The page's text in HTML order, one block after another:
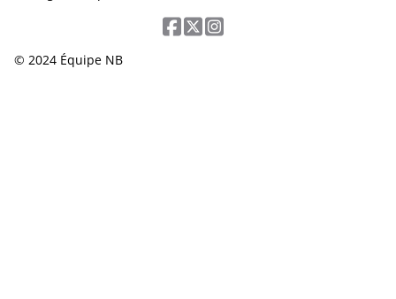
© 2024 Équipe NB